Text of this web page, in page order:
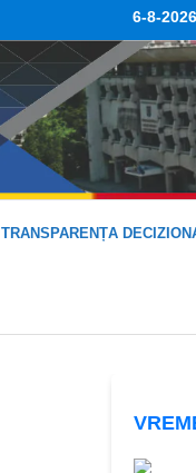
6-8-
TRANSPARENȚA